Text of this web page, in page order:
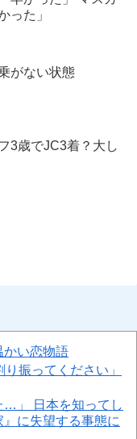
った」
がない状態
3歳でJC3着？大し
かい恋物語
振ってください」
…」 日本を知ってし
に失望する事態に